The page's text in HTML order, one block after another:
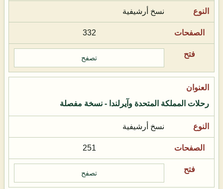
نسخ أرشيفية
332
تصفح
رحلات المملكة المتحدة وآيرلندا - نسخة مفصلة
نسخ أرشيفية
251
تصفح